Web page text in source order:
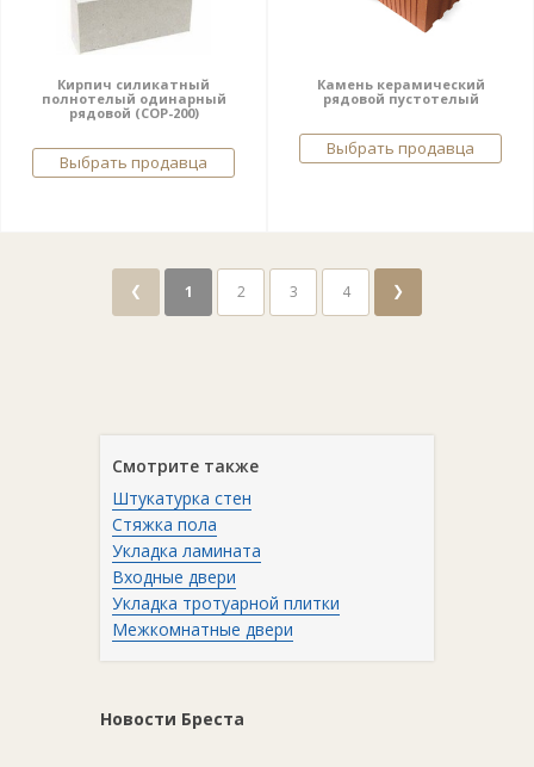
Кирпич силикатный
полнотелый одинарный
рядовой (СОР-200)
Выбрать продавца
Камень керамический
рядовой пустотелый
Выбрать продавца
❮ 1 2 3 4 ❯
Смотрите также
Штукатурка стен
Стяжка пола
Укладка ламината
Входные двери
Укладка тротуарной плитки
Межкомнатные двери
Новости Бреста